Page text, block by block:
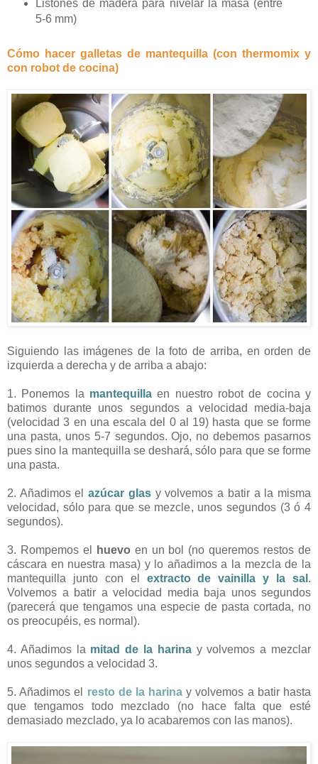
Listones de madera para nivelar la masa (entre
5-6 mm)
Cómo hacer galletas de mantequilla (con thermomix y
con robot de cocina)
Siguiendo las imágenes de la foto de arriba, en orden de
izquierda a derecha y de arriba a abajo:
1. Ponemos la mantequilla en nuestro robot de cocina y
batimos durante unos segundos a velocidad media-baja
(velocidad 3 en una escala del 0 al 19) hasta que se forme
una pasta, unos 5-7 segundos. Ojo, no debemos pasarnos
pues sino la mantequilla se deshará, sólo para que se forme
una pasta.
2. Añadimos elazúcar glas y volvemos a batir a la misma
velocidad, sólo para que se mezcle, unos segundos (3 ó 4
segundos).
3. Rompemos el huevo en un bol (no queremos restos de
cáscara en nuestra masa) y lo añadimos a la mezcla de la
mantequilla junto con el extracto de vainilla y la sal .
Volvemos a batir a velocidad media baja unos segundos
(parecerá que tengamos una especie de pasta cortada, no
os preocupéis, es normal).
4. Añadimos la mitad de la harinay volvemos a mezclar
unos segundos a velocidad 3.
5. Añadimos el resto de la harina y volvemos a batir hasta
que tengamos todo mezclado (no hace falta que esté
demasiado mezclado, ya lo acabaremos con las manos).